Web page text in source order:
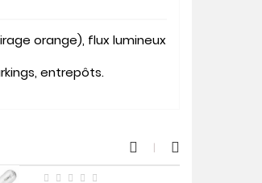
orange), flux lumineux
entrepôts.